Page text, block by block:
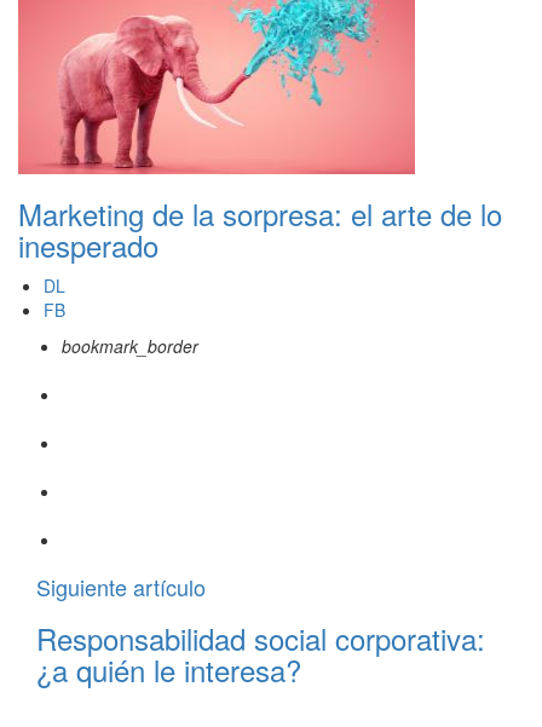
Marketing de la sorpresa: el arte de lo
inesperado
DL
FB
bookmark_border
Siguiente artículo
Responsabilidad social corporativa:
¿a quién le interesa?